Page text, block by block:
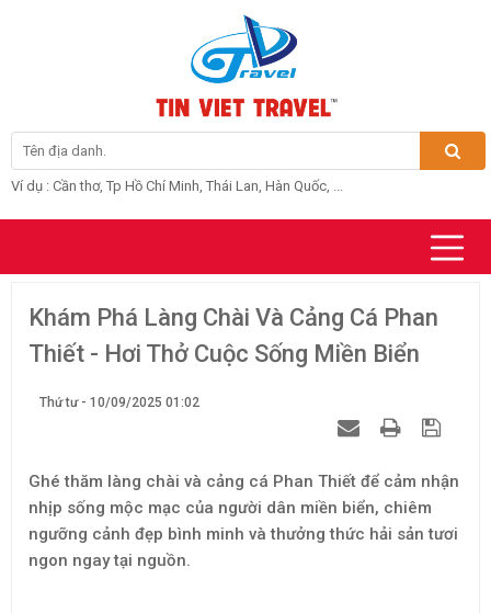
Ví dụ : Cần thơ, Tp Hồ Chí Minh, Thái Lan, Hàn Quốc, ...
Khám Phá Làng Chài Và Cảng Cá Phan
Thiết - Hơi Thở Cuộc Sống Miền Biển
Thứ tư - 10/09/2025 01:02
Ghé thăm làng chài và cảng cá Phan Thiết để cảm nhận
nhịp sống mộc mạc của người dân miền biển, chiêm
ngưỡng cảnh đẹp bình minh và thưởng thức hải sản tươi
ngon ngay tại nguồn.